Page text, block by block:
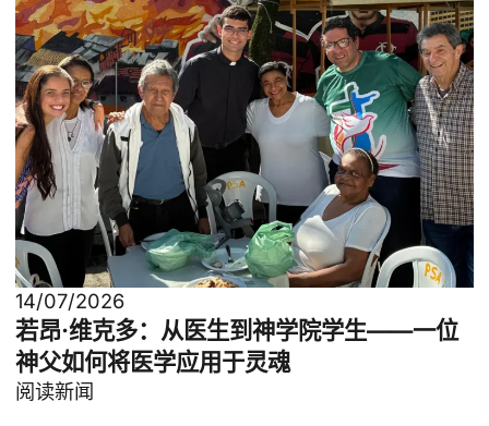
14/07/2026
若昂·维克多：从医生到神学院学生——一位
神父如何将医学应用于灵魂
阅读新闻